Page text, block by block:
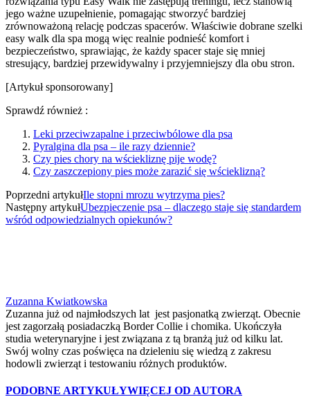
jego ważne uzupełnienie, pomagając stworzyć bardziej
zrównoważoną relację podczas spacerów. Właściwie dobrane szelki
easy walk dla spa mogą więc realnie podnieść komfort i
bezpieczeństwo, sprawiając, że każdy spacer staje się mniej
stresujący, bardziej przewidywalny i przyjemniejszy dla obu stron.
[Artykuł sponsorowany]
Sprawdź również :
Leki przeciwzapalne i przeciwbólowe dla psa
Pyralgina dla psa – ile razy dziennie?
Czy pies chory na wściekliznę pije wodę?
Czy zaszczepiony pies może zarazić się wścieklizną?
Poprzedni artykułIle stopni mrozu wytrzyma pies?
Następny artykułUbezpieczenie psa – dlaczego staje się standardem
wśród odpowiedzialnych opiekunów?
Zuzanna Kwiatkowska
Zuzanna już od najmłodszych lat jest pasjonatką zwierząt. Obecnie
jest zagorzałą posiadaczką Border Collie i chomika. Ukończyła
studia weterynaryjne i jest związana z tą branżą już od kilku lat.
Swój wolny czas poświęca na dzieleniu się wiedzą z zakresu
hodowli zwierząt i testowaniu różnych produktów.
PODOBNE ARTYKUŁYWIĘCEJ OD AUTORA